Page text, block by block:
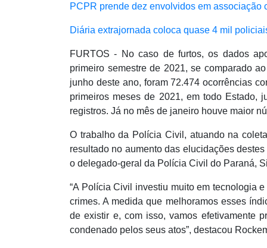
PCPR prende dez envolvidos em associação
Diária extrajornada coloca quase 4 mil
FURTOS - No caso de furtos, os dados
primeiro semestre de 2021, se comparado
junho deste ano, foram 72.474 ocorrências
primeiros meses de 2021, em todo Estado,
registros. Já no mês de janeiro houve maior
O trabalho da Polícia Civil, atuando na
resultado no aumento das elucidações
o delegado-geral da Polícia Civil do Paraná,
“A Polícia Civil investiu muito em tecnologia
crimes. A medida que melhoramos esses
de existir e, com isso, vamos efetivamente
condenado pelos seus atos”, destacou